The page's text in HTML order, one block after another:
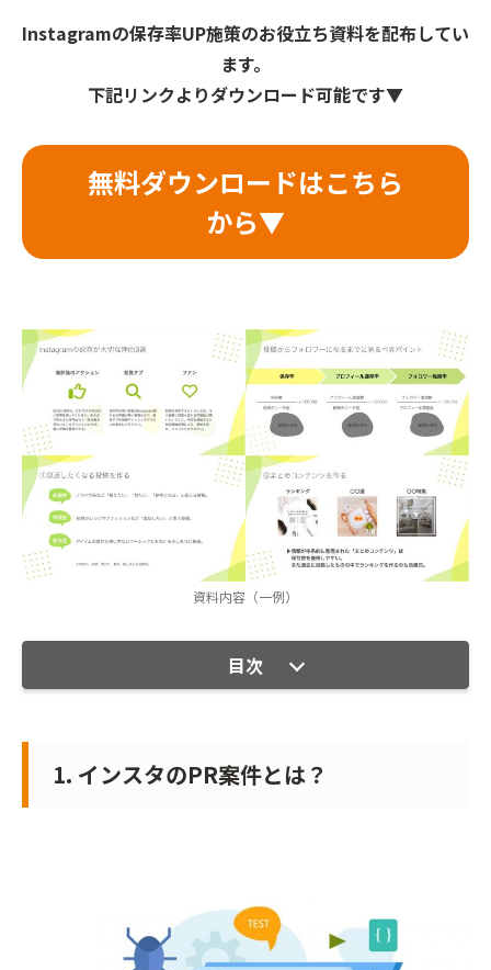
Instagramの保存率UP施策のお役立ち資料を配布してい
ます。
下記リンクよりダウンロード可能です▼
無料ダウンロードはこちら
から▼
資料内容（一例）
目次
1. インスタのPR案件とは？